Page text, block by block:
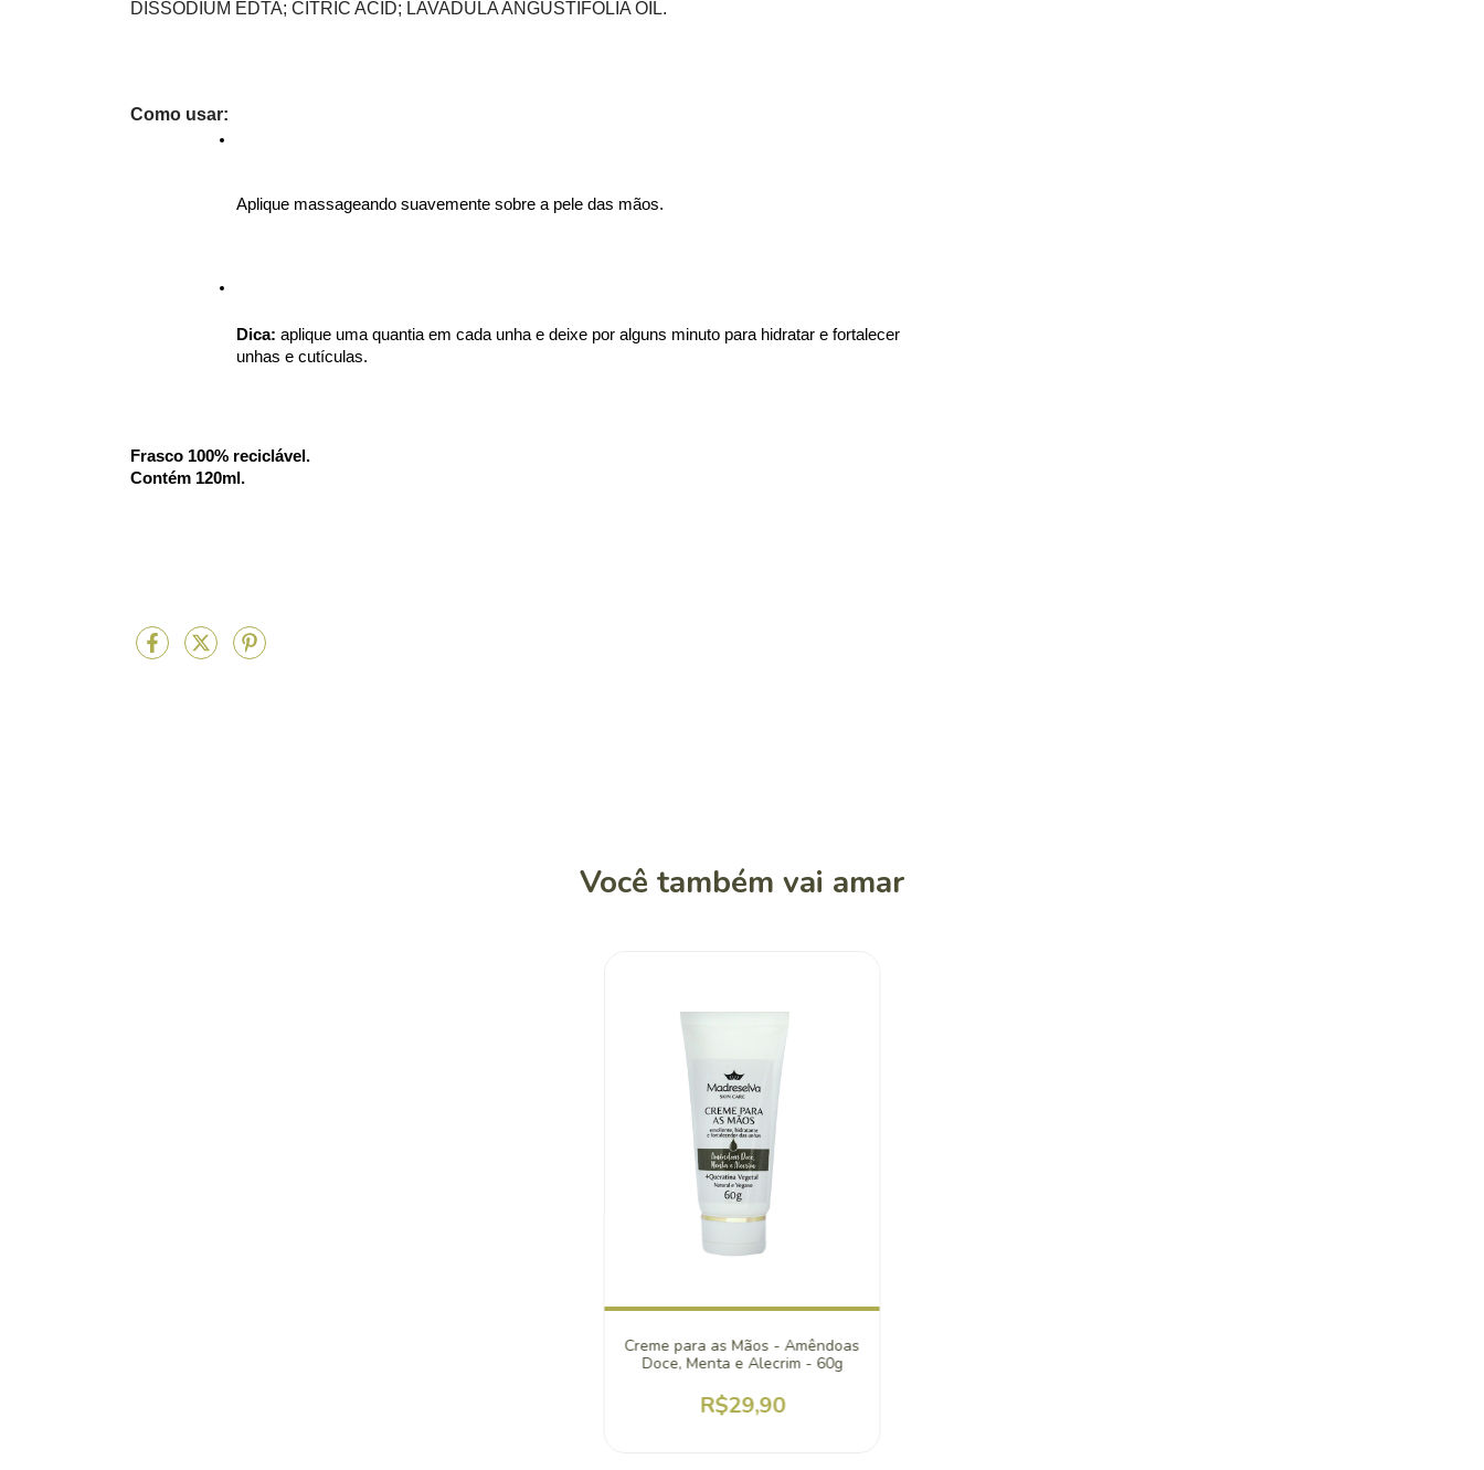
DISSODIUM EDTA; CITRIC ACID; LAVADULA ANGUSTIFOLIA OIL.
Como usar:
Aplique massageando suavemente sobre a pele das mãos.
Dica: aplique uma quantia em cada unha e deixe por alguns minuto para hidratar e fortalecer
unhas e cutículas.
Frasco 100% reciclável.
Contém 120ml.
Você também vai amar
Creme para as Mãos - Amêndoas
Doce, Menta e Alecrim - 60g
R$29,90